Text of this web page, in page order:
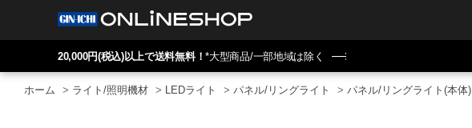
20,000円(税込)以上で送料無料！*大型商品/一部地域は除く
ホーム > ライト/照明機材 > LEDライト > パネル/リングライト > パネル/リングライト(本体)